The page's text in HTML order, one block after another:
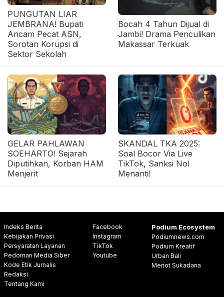
PUNGUTAN LIAR
JEMBRANA! Bupati
Ancam Pecat ASN,
Sorotan Korupsi di
Sektor Sekolah
Bocah 4 Tahun Dijual di
Jambi! Drama Penculikan
Makassar Terkuak
GELAR PAHLAWAN
SOEHARTO! Sejarah
Diputihkan, Korban HAM
Menjerit
SKANDAL TKA 2025:
Soal Bocor Via Live
TikTok, Sanksi Nol
Menanti!
Indeks Berita
Kebijakan Privasi
Persyaratan Layanan
Pedoman Media Siber
Kode Etik Jurnalis
Redaksi
Tentang Kami
Facebook
Instagram
TikTok
Youtube
Podium Ecosystem
Podiumnews.com
Podium Kreatif
Urban Bali
Menot Sukadana